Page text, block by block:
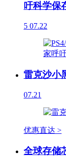
吁科学保
5 07.22
雷克沙小
07.21
优惠直达 >
全球存储